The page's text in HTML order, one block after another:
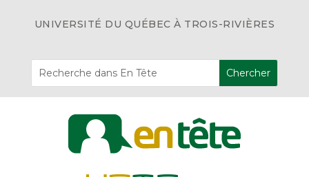
UNIVERSITÉ DU QUÉBEC À TROIS-RIVIÈRES